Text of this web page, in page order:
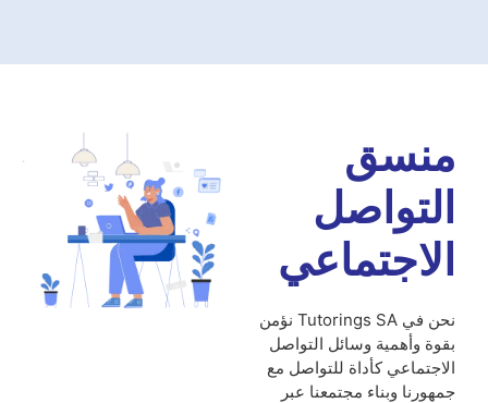
منسق
التواصل
الاجتماعي
نحن في Tutorings SA نؤمن
بقوة وأهمية وسائل التواصل
الاجتماعي كأداة للتواصل مع
جمهورنا وبناء مجتمعنا عبر